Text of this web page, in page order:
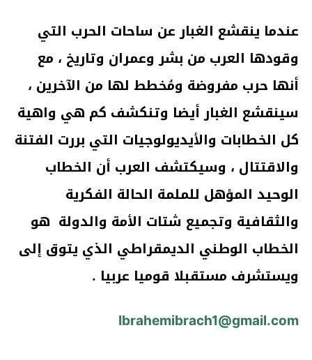
عندما ينقشع الغبار عن ساحات الحرب التي
وقودها العرب من بشر وعمران وتاريخ ، مع
أنها حرب مفروضة ومُخطط لها من الآخرين ،
سينقشع الغبار أيضا وتنكشف كم هي واهية
كل الخطابات والأيديولوجيات التي بررت الفتنة
والاقتتال ، وسيكتشف العرب أن الخطاب
الوحيد المؤهل للملمة الحالة الفكرية
والثقافية وتجميع شتات الأمة والدولة هو
الخطاب الوطني الديمقراطي الذي يتوق إلى
ويستشرف مستقبلا قوميا عربيا .
Ibrahemibrach1@gmail.com